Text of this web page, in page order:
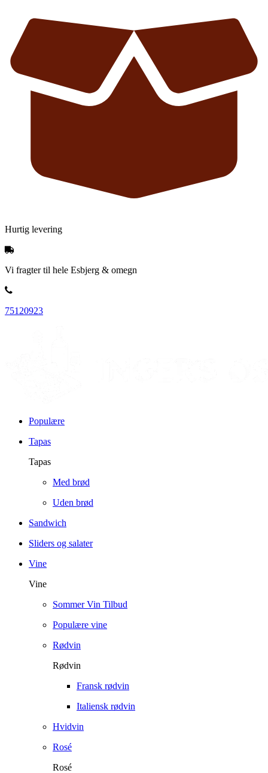
Hurtig levering
Vi fragter til hele Esbjerg & omegn
75120923
Populære
Tapas
Tapas
Med brød
Uden brød
Sandwich
Sliders og salater
Vine
Vine
Sommer Vin Tilbud
Populære vine
Rødvin
Rødvin
Fransk rødvin
Italiensk rødvin
Hvidvin
Rosé
Rosé